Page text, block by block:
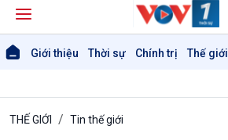
Giới thiệu Thời sự Chính trị Thế giới
THẾ GIỚI Tin thế giới